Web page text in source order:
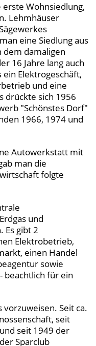
Wohnsiedlung,
Lehmhäuser
eine Siedlung aus
dem damaligen
16 Jahre lang auch
Elektrogeschäft,
und eine
drückte sich 1956
"Schönstes Dorf"
1966, 1974 und
Autowerkstatt mit
man die
folgte
und
Es gibt 2
Elektrobetrieb,
einen Handel
sowie
beachtlich für ein
Seit ca.
seit
seit 1949 der
Sparclub